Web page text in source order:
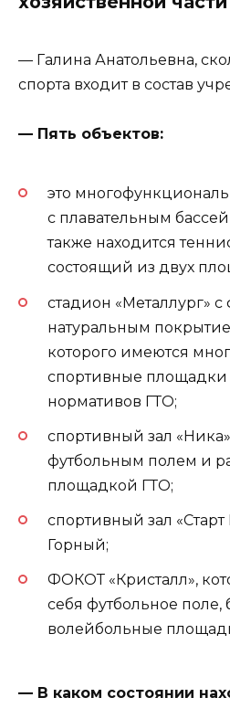
— Галина Анатольевна,
спорта входит в состав
— Пять объектов:
это
с плавательным
также находится
состоящий из двух
стадион «Металлург»
натуральным
которого имеются
спортивные
нормативов ГТО;
спортивный зал
футбольным полем и
площадкой ГТО;
спортивный зал
Горный;
ФОКОТ «Кристалл»,
себя футбольное поле,
волейбольные
— В каком состоянии